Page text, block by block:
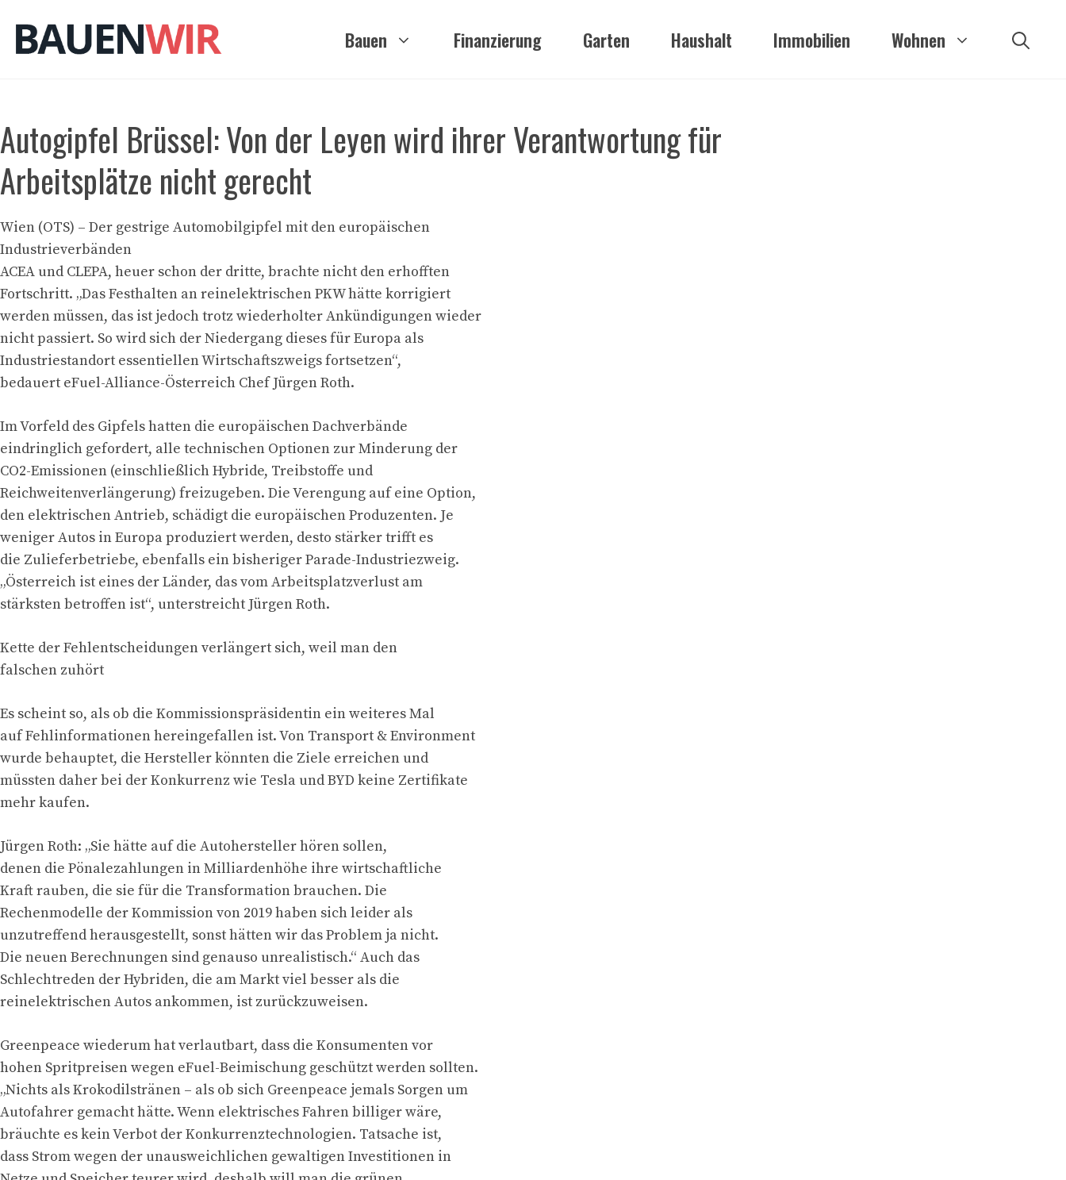
Inhalt
springen
Bauen Finanzierung Garten Haushalt Immobilien Wohnen
Autogipfel Brüssel: Von der Leyen wird ihrer Verantwortung für
Arbeitsplätze nicht gerecht
Wien (OTS) – Der gestrige Automobilgipfel mit den europäischen
Industrieverbänden
ACEA und CLEPA, heuer schon der dritte, brachte nicht den erhofften
Fortschritt. „Das Festhalten an reinelektrischen PKW hätte korrigiert
werden müssen, das ist jedoch trotz wiederholter Ankündigungen wieder
nicht passiert. So wird sich der Niedergang dieses für Europa als
Industriestandort essentiellen Wirtschaftszweigs fortsetzen“,
bedauert eFuel-Alliance-Österreich Chef Jürgen Roth.
Im Vorfeld des Gipfels hatten die europäischen Dachverbände
eindringlich gefordert, alle technischen Optionen zur Minderung der
CO2-Emissionen (einschließlich Hybride, Treibstoffe und
Reichweitenverlängerung) freizugeben. Die Verengung auf eine Option,
den elektrischen Antrieb, schädigt die europäischen Produzenten. Je
weniger Autos in Europa produziert werden, desto stärker trifft es
die Zulieferbetriebe, ebenfalls ein bisheriger Parade-Industriezweig.
„Österreich ist eines der Länder, das vom Arbeitsplatzverlust am
stärksten betroffen ist“, unterstreicht Jürgen Roth.
Kette der Fehlentscheidungen verlängert sich, weil man den
falschen zuhört
Es scheint so, als ob die Kommissionspräsidentin ein weiteres Mal
auf Fehlinformationen hereingefallen ist. Von Transport & Environment
wurde behauptet, die Hersteller könnten die Ziele erreichen und
müssten daher bei der Konkurrenz wie Tesla und BYD keine Zertifikate
mehr kaufen.
Jürgen Roth: „Sie hätte auf die Autohersteller hören sollen,
denen die Pönalezahlungen in Milliardenhöhe ihre wirtschaftliche
Kraft rauben, die sie für die Transformation brauchen. Die
Rechenmodelle der Kommission von 2019 haben sich leider als
unzutreffend herausgestellt, sonst hätten wir das Problem ja nicht.
Die neuen Berechnungen sind genauso unrealistisch.“ Auch das
Schlechtreden der Hybriden, die am Markt viel besser als die
reinelektrischen Autos ankommen, ist zurückzuweisen.
Greenpeace wiederum hat verlautbart, dass die Konsumenten vor
hohen Spritpreisen wegen eFuel-Beimischung geschützt werden sollten.
„Nichts als Krokodilstränen – als ob sich Greenpeace jemals Sorgen um
Autofahrer gemacht hätte. Wenn elektrisches Fahren billiger wäre,
bräuchte es kein Verbot der Konkurrenztechnologien. Tatsache ist,
dass Strom wegen der unausweichlichen gewaltigen Investitionen in